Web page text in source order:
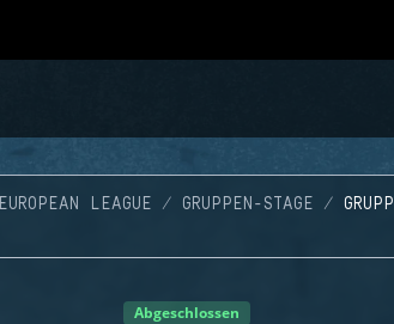
EUROPEAN LEAGUE GRUPPEN-STAGE
Abgeschlossen